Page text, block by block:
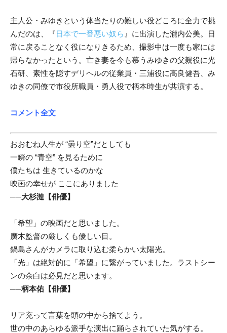
主人公・みゆきという体当たりの難しい役どころに全力で挑
んだのは、『日本で一番悪い奴ら 』に出演した瀧内公美。日
常に戻ることなく役になりきるため、撮影中は一度も家には
帰らなかったという。亡き妻を今も慕うみゆきの父親役に光
石研、素性を隠すデリヘルの従業員・三浦役に高良健吾、み
ゆきの同僚で市役所職員・勇人役で柄本時生が共演する。
コメント全文
おおむね人生が “曇り空”だとしても
一瞬の “青空” を見るために
僕たちは 生きているのかな
映画の幸せが ここにありました
──大杉漣【俳優】
「希望」の映画だと思いました。
廣木監督の厳しくも優しい目。
鍋島さんがカメラに取り込む柔らかい太陽光。
「光」は絶対的に「希望」に繋がっていました。 ラストシー
ンの余白は必見だと思います。
──柄本佑【俳優】
リア充って言葉を頭の中から捨てよう。
世の中のあらゆる派手な演出に踊らされていた気がする。